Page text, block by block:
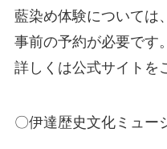
藍染め体験については
事前の予約が必要です。
詳しくは公式サイトを
〇伊達歴史文化ミュー